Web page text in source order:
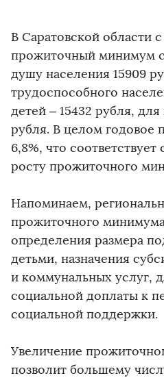
В Саратовской области
прожиточный минимум
душу населения 15909
трудоспособного
детей – 15432 рубля,
рубля. В целом годовое
6,8%, что
росту прожиточного
Напоминаем,
прожиточного
определения размера
детьми, назначения
и коммунальных услуг,
социальной доплаты к
социальной поддержки.
Увеличение
позволит большему